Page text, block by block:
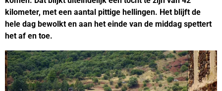
kilometer, met een aantal pittige hellingen. Het blijft de
hele dag bewolkt en aan het einde van de middag spettert
het af en toe.